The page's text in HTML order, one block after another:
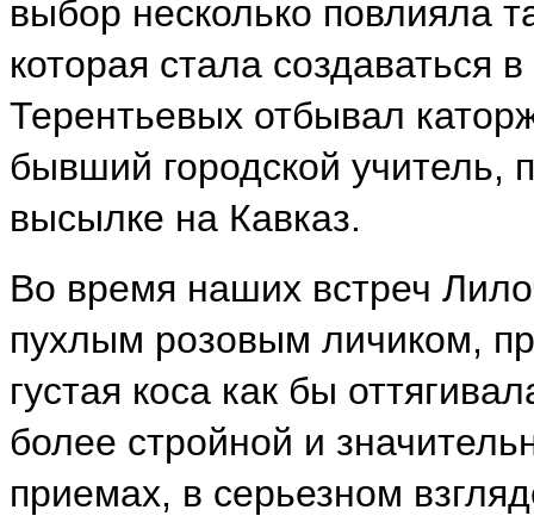
выбор несколько повлияла
которая стала создаваться
Терентьевых отбывал
бывший городской учитель,
высылке на Кавказ.
Во время наших встреч
пухлым розовым личиком,
густая коса как бы
более стройной и
приемах, в серьезном